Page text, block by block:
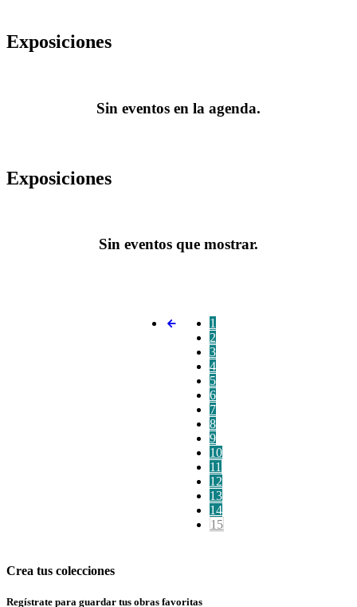
Exposiciones
Sin eventos en la agenda.
Exposiciones
Sin eventos que mostrar.
1
2
3
4
5
6
7
8
9
10
11
12
13
14
15
Crea tus colecciones
Regístrate para guardar tus obras favoritas